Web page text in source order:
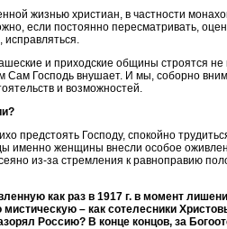
жизнью христиан, в частности
если постоянно пересматривать,
исправляться.
и приходские общины строятся
Сам Господь внушает. И мы, соборно
и возможностей.
предстоять Господу, спокойно
именно женщины внесли особое
из-за стремления к равноправию
как раз в 1917 г. в момент
– как сотелесники
Россию? В конце концов, за